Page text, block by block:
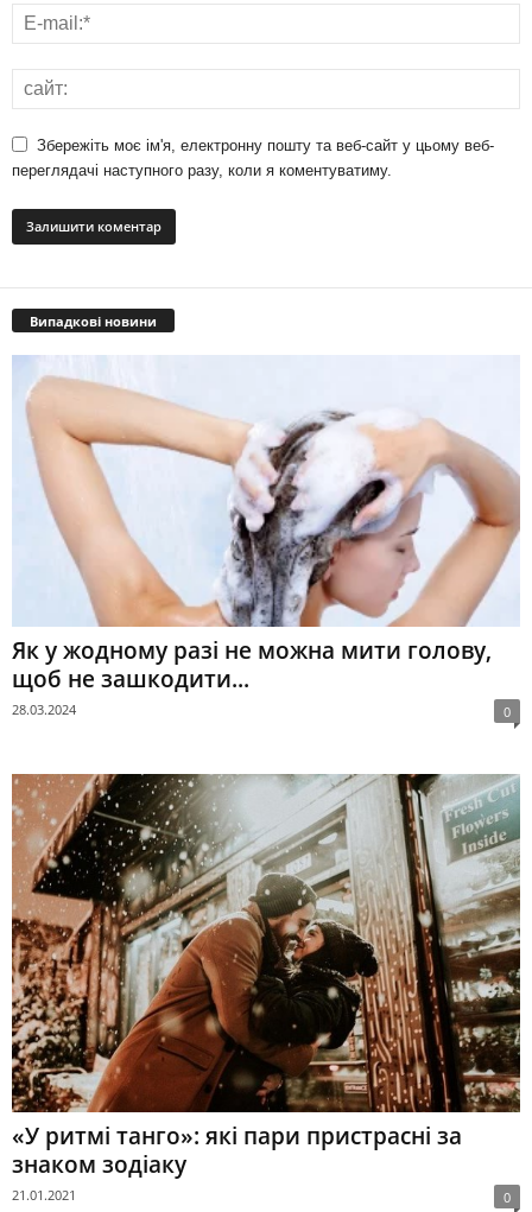
Збережіть моє ім'я, електронну пошту та веб-сайт у цьому веб-
переглядачі наступного разу, коли я коментуватиму.
Випадкові новини
Як у жодному разі не можна мити голову,
щоб не зашкодити...
28.03.2024 0
«У ритмі танго»: які пари пристрасні за
знаком зодіаку
21.01.2021 0